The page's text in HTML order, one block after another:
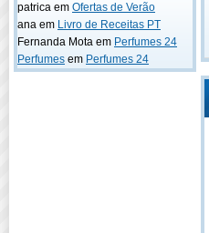
patrica em Ofertas de Verão
ana em Livro de Receitas PT
Fernanda Mota em Perfumes 24
Perfumes em Perfumes 24